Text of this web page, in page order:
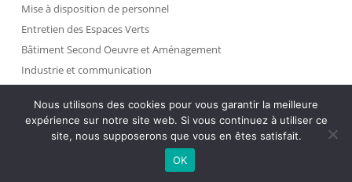
Mise à disposition de personnel
Entretien des Espaces Verts
Bâtiment Second Oeuvre et Aménagement
Industrie et communication
Intranet
Nous utilisons des cookies pour vous garantir la meilleure
expérience sur notre site web. Si vous continuez à utiliser ce
site, nous supposerons que vous en êtes satisfait.
OK